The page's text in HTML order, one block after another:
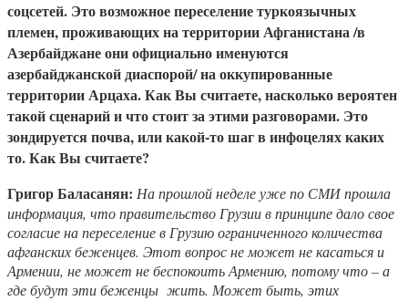
соцсетей. Это возможное переселение туркоязычных
племен, проживающих на территории Афганистана /в
Азербайджане они официально именуются
азербайджанской диаспорой/ на оккупированные
территории Арцаха. Как Вы считаете, насколько вероятен
такой сценарий и что стоит за этими разговорами. Это
зондируется почва, или какой-то шаг в инфоцелях каких
то. Как Вы считаете?
Григор Баласанян: На прошлой неделе уже по СМИ прошла
информация, что правительство Грузии в принципе дало свое
согласие на переселение в Грузию ограниченного количества
афганских беженцев. Этот вопрос не может не касаться и
Армении, не может не беспокоить Армению, потому что – а
где будут эти беженцы жить. Может быть, этих